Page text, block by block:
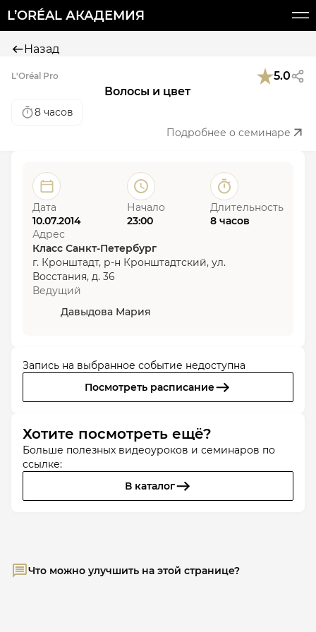
L’ORÉAL АКАДЕМИЯ
Назад
L'Oréal Pro
5.0
Волосы и цвет
8 часов
Подробнее о семинаре
Дата
10.07.2014
Начало
23:00
Длительность
8 часов
Адрес
Класс Санкт-Петербург
г. Кронштадт, р-н Кронштадтский, ул.
Восстания, д. 36
Ведущий
Давыдова Мария
Запись на выбранное событие недоступна
Посмотреть расписание
Хотите посмотреть ещё?
Больше полезных видеоуроков и семинаров по
ссылке:
В каталог
Что можно улучшить на этой странице?